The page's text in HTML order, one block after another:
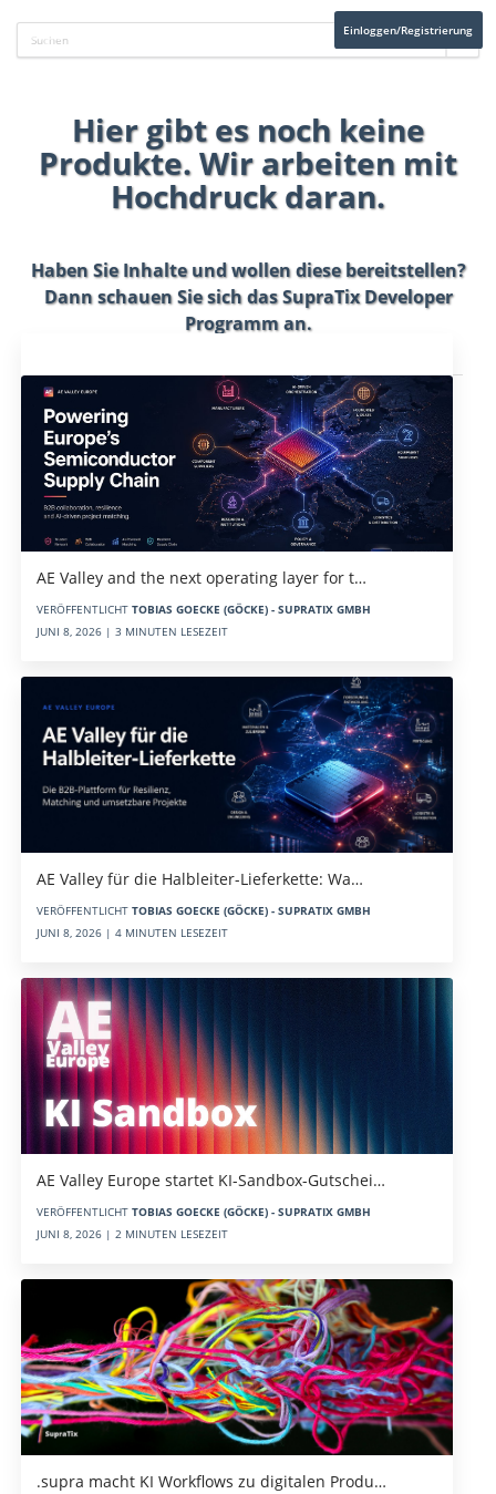
Einloggen/Registrierung
Hier gibt es noch keine
Produkte. Wir arbeiten mit
Hochdruck daran.
Haben Sie Inhalte und wollen diese bereitstellen?
Dann schauen Sie sich dasSupraTix Developer
Programman.
AE Valley and the next operating layer for t…
VERÖFFENTLICHT TOBIAS GOECKE (GÖCKE) - SUPRATIX GMBH
JUNI 8, 2026 | 3 MINUTEN LESEZEIT
AE Valley für die Halbleiter-Lieferkette: Wa…
VERÖFFENTLICHT TOBIAS GOECKE (GÖCKE) - SUPRATIX GMBH
JUNI 8, 2026 | 4 MINUTEN LESEZEIT
AE Valley Europe startet KI-Sandbox-Gutschei…
VERÖFFENTLICHT TOBIAS GOECKE (GÖCKE) - SUPRATIX GMBH
JUNI 8, 2026 | 2 MINUTEN LESEZEIT
.supra macht KI Workflows zu digitalen Produ…